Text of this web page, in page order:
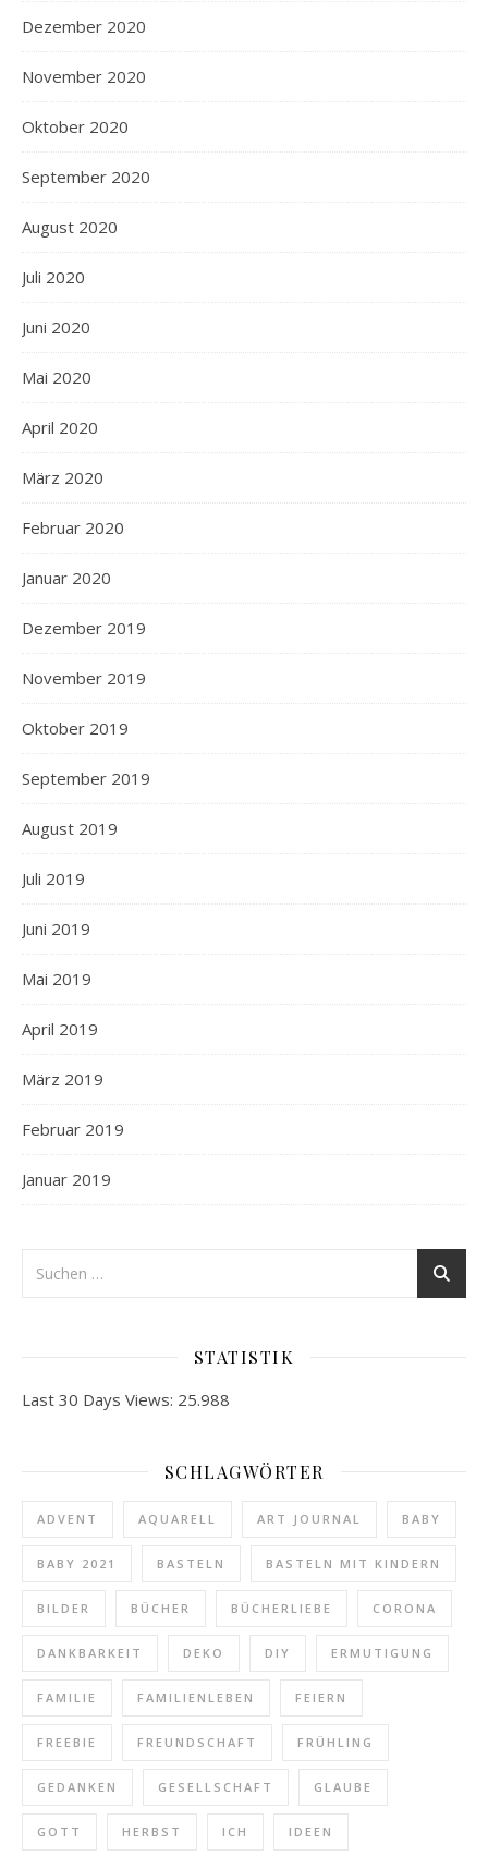
Dezember 2020
November 2020
Oktober 2020
September 2020
August 2020
Juli 2020
Juni 2020
Mai 2020
April 2020
März 2020
Februar 2020
Januar 2020
Dezember 2019
November 2019
Oktober 2019
September 2019
August 2019
Juli 2019
Juni 2019
Mai 2019
April 2019
März 2019
Februar 2019
Januar 2019
STATISTIK
Last 30 Days Views: 25.988
SCHLAGWÖRTER
ADVENT AQUARELL ART JOURNAL BABY
BABY 2021 BASTELN BASTELN MIT KINDERN
BILDER BÜCHER BÜCHERLIEBE CORONA
DANKBARKEIT DEKO DIY ERMUTIGUNG
FAMILIE FAMILIENLEBEN FEIERN
FREEBIE FREUNDSCHAFT FRÜHLING
GEDANKEN GESELLSCHAFT GLAUBE
GOTT HERBST ICH IDEEN